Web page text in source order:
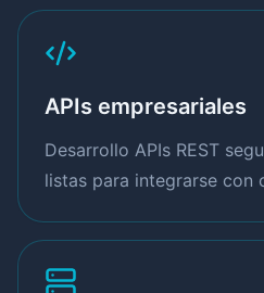
APIs empresariales
Desarrollo APIs REST
listas para integrarse con